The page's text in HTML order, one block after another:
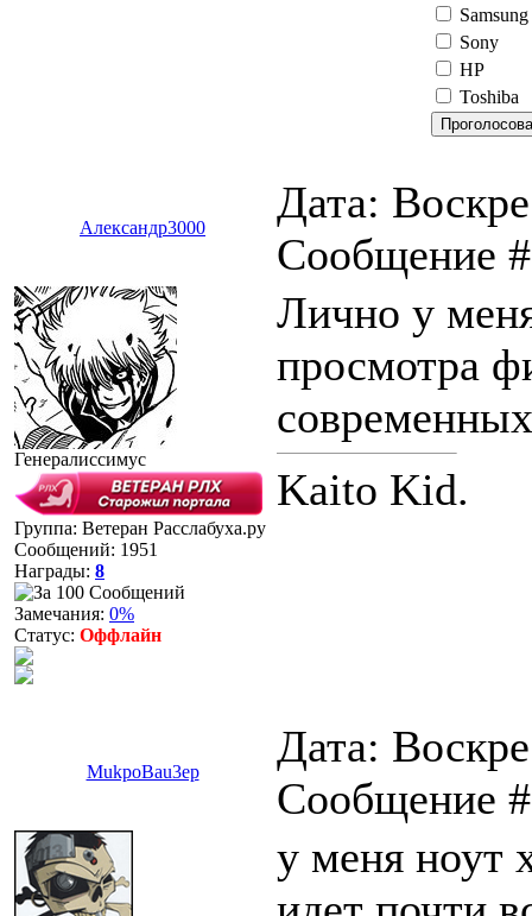
Samsung
Sony
HP
Toshiba
Александр3000
Дата:
Сообщение
Генералиссимус
Группа: Ветеран Расслабуха.ру
Сообщений: 1951
Награды: 8
Замечания: 0%
Статус: Оффлайн
Лично у
просмотра
Kaito Kid.
MukpoBau3ep
Дата:
Сообщение
у меня ноут